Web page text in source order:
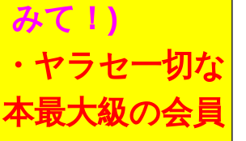
みて！)
ヤラセ一切な
最大級の会員